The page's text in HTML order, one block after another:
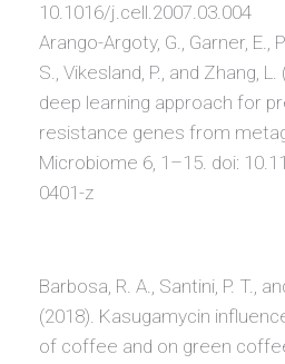
10.1016/j.cell.2007.03.004
Arango-Argoty, G., Garner, E.,
S., Vikesland, P., and Zhang,
deep learning approach for
resistance genes from
Microbiome 6, 1–15. doi:
0401-z
Barbosa, R. A., Santini, P. T.,
(2018). Kasugamycin
of coffee and on green